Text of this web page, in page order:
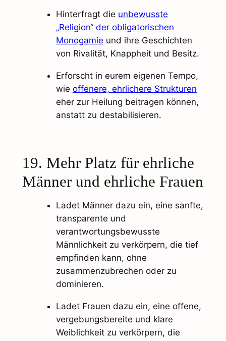
Hinterfragt die unbewusste
„Religion“ der obligatorischen
Monogamie und ihre Geschichten
von Rivalität, Knappheit und Besitz.
Erforscht in eurem eigenen Tempo,
wie offenere, ehrlichere Strukturen
eher zur Heilung beitragen können,
anstatt zu destabilisieren.​​
19. Mehr Platz für ehrliche
Männer und ehrliche Frauen
Ladet Männer dazu ein, eine sanfte,
transparente und
verantwortungsbewusste
Männlichkeit zu verkörpern, die tief
empfinden kann, ohne
zusammenzubrechen oder zu
dominieren.
Ladet Frauen dazu ein, eine offene,
vergebungsbereite und klare
Weiblichkeit zu verkörpern, die